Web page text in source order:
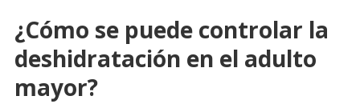
¿Cómo se puede controlar la
deshidratación en el adulto
mayor?